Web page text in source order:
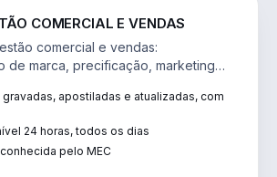
COMERCIAL E VENDAS
comercial e vendas:
de marca, precificação, marketing
gravadas, apostiladas e atualizadas, com
24 horas, todos os dias
pelo MEC